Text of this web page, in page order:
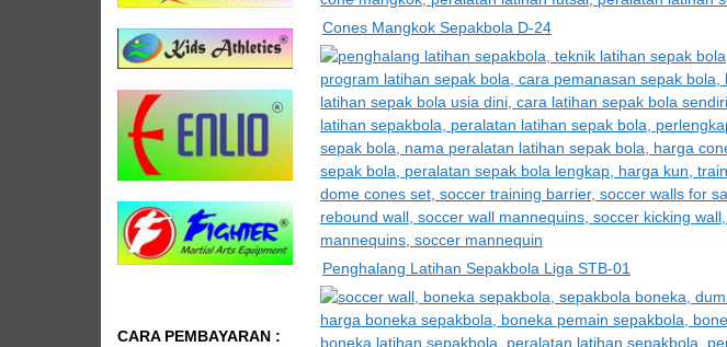
Cones Mangkok Sepakbola D-24
Penghalang Latihan Sepakbola Liga STB-01
CARA PEMBAYARAN :